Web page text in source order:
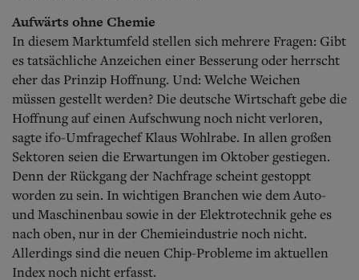
Aufwärts ohne Chemie
In diesem Marktumfeld stellen sich mehrere Fragen: Gibt
es tatsächliche Anzeichen einer Besserung oder herrscht
eher das Prinzip Hoffnung. Und: Welche Weichen
müssen gestellt werden? Die deutsche Wirtschaft gebe die
Hoffnung auf einen Aufschwung noch nicht verloren,
sagte ifo-Umfragechef Klaus Wohlrabe. In allen großen
Sektoren seien die Erwartungen im Oktober gestiegen.
Denn der Rückgang der Nachfrage scheint gestoppt
worden zu sein. In wichtigen Branchen wie dem Auto-
und Maschinenbau sowie in der Elektrotechnik gehe es
nach oben, nur in der Chemieindustrie noch nicht.
Allerdings sind die neuen Chip-Probleme im aktuellen
Index noch nicht erfasst.